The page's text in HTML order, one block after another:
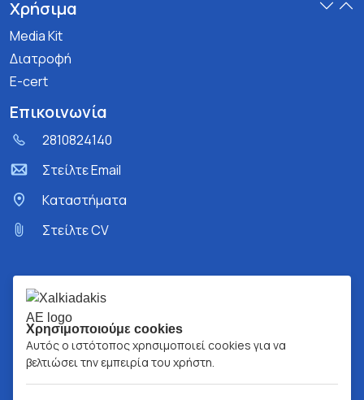
Χρήσιμα
Media Kit
Διατροφή
E-cert
Επικοινωνία
2810824140
Στείλτε Email
Kαταστήματα
Στείλτε CV
Χρησιμοποιούμε cookies
Αυτός ο ιστότοπος χρησιμοποιεί cookies για να
βελτιώσει την εμπειρία του χρήστη.